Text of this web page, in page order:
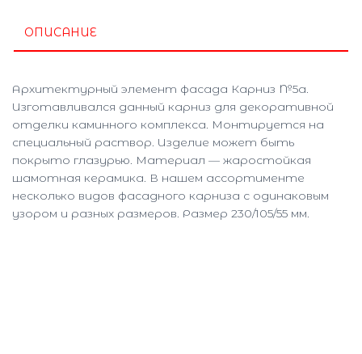
ОПИСАНИЕ
Архитектурный элемент фасада Карниз №5а.
Изготавливался данный карниз для декоративной
отделки каминного комплекса. Монтируется на
специальный раствор. Изделие может быть
покрыто глазурью. Материал — жаростойкая
шамотная керамика. В нашем ассортименте
несколько видов фасадного карниза с одинаковым
узором и разных размеров. Размер 230/105/55 мм.